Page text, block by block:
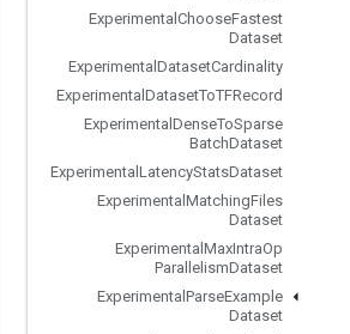
Experimental ChooseFastest
Dataset
Experimental DatasetCardinality
Experimental DatasetToTFRecord
Experimental DenseToSparse
BatchDataset
Experimental LatencyStatsDataset
Experimental MatchingFiles
Dataset
Experimental MaxIntraOp
ParallelismDataset
Experimental ParseExample
Dataset